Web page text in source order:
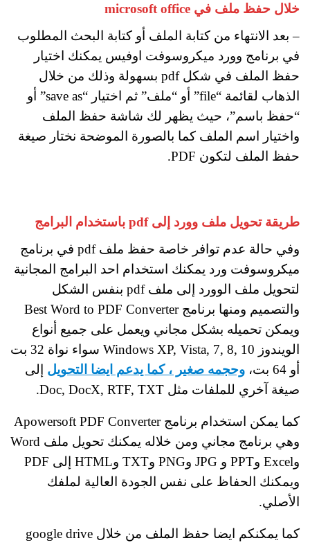
خلال حفظ ملف في microsoft office
– بعد الانتهاء من كتابة الملف أو كتابة البحث المطلوب
في برنامج وورد ميكروسوفت اوفيس يمكنك اختيار
حفظ الملف في شكل pdf بسهولة وذلك من خلال
الذهاب لقائمة “file” أو “ملف” ثم اختيار “save as” أو
“حفظ باسم”، حيث يظهر لك شاشة حفظ الملف
واختيار اسم الملف كما بالصورة الموضحة نختار صيغة
حفظ الملف لتكون PDF.
طريقة تحويل ملف وورد إلى pdf باستخدام البرامج
وفي حالة عدم توافر خاصة حفظ ملف pdf في برنامج
ميكروسوفت ورد يمكنك استخدام احد البرامج المجانية
لتحويل ملف الوورد إلى ملف pdf بنفس الشكل
والتصميم ومنها برنامج Best Word to PDF Converter
ويمكن تحميله بشكل مجاني ويعمل على جميع أنواع
الويندوز Windows XP, Vista, 7, 8, 10 سواء نواة 32 بت
أو 64 بت،
وحجمه صغير ، كما يدعم ايضا التحويل إلى
صيغة آخري للملفات مثل Doc, DocX, RTF, TXT.
كما يمكن استخدام برنامج Apowersoft PDF Converter
وهي برنامج مجاني ومن خلاله يمكنك تحويل ملف Word
وExcel وPPT و JPG وPNG وTXT وHTML إلى PDF
ويمكنك الحفاظ على نفس الجودة العالية لملفك
الأصلي.
كما يمكنكم ايضا حفظ الملف من خلال google drive